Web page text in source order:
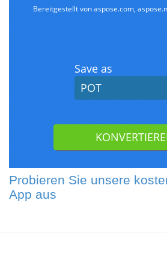
Probieren Sie unsere
App aus